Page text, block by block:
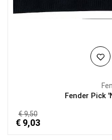
Fender Pick
€ 9,50
€ 9,03